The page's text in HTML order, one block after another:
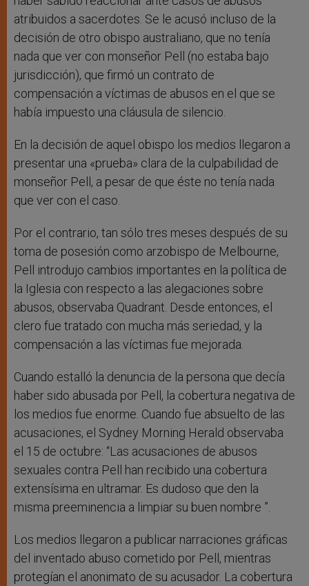
atribuidos a sacerdotes. Se le acusó incluso de la
decisión de otro obispo australiano, que no tenía
nada que ver con monseñor Pell (no estaba bajo
jurisdicción), que firmó un contrato de
compensación a víctimas de abusos en el que se
había impuesto una cláusula de silencio.
En la decisión de aquel obispo los medios llegaron a
presentar una «prueba» clara de la culpabilidad de
monseñor Pell, a pesar de que éste no tenía nada
que ver con el caso.
Por el contrario, tan sólo tres meses después de su
toma de posesión como arzobispo de Melbourne,
Pell introdujo cambios importantes en la política de
la Iglesia con respecto a las alegaciones sobre
abusos, observaba Quadrant. Desde entonces, el
clero fue tratado con mucha más seriedad, y la
compensación a las víctimas fue mejorada.
Cuando estalló la denuncia de la persona que decía
haber sido abusada por Pell, la cobertura negativa de
los medios fue enorme. Cuando fue absuelto de las
acusaciones, el Sydney Morning Herald observaba
el 15 de octubre: “Las acusaciones de abusos
sexuales contra Pell han recibido una cobertura
extensísima en ultramar. Es dudoso que den la
misma preeminencia a limpiar su buen nombre ”.
Los medios llegaron a publicar narraciones gráficas
del inventado abuso cometido por Pell, mientras
protegían el anonimato de su acusador. La cobertura